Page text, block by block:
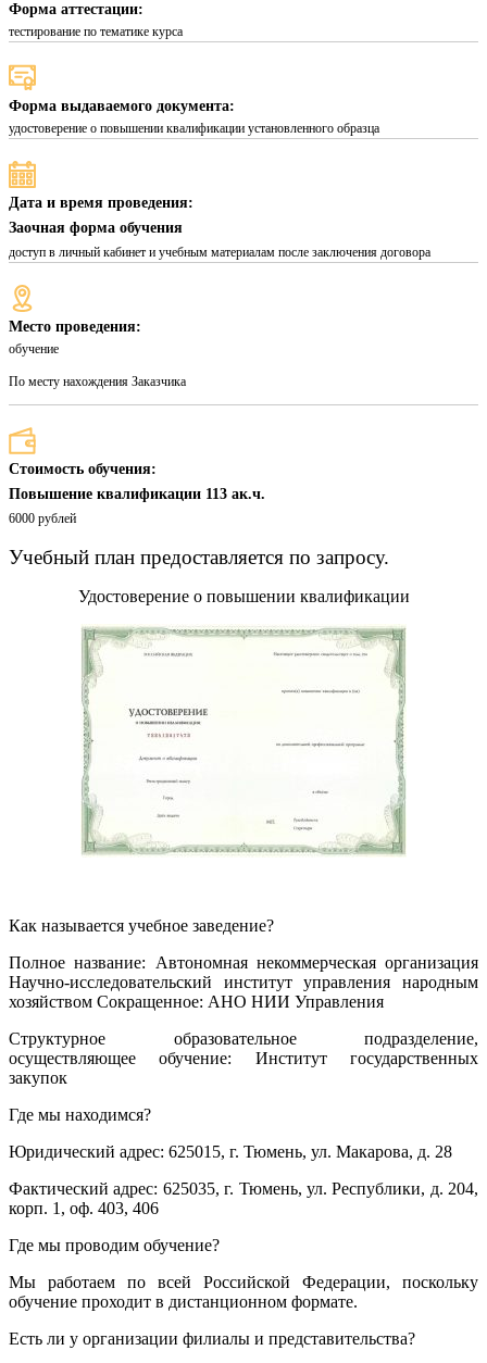
Форма аттестации:
тестирование по тематике курса
Форма выдаваемого документа:
удостоверение о повышении квалификации установленного образца
Дата и время проведения:
Заочная форма обучения
доступ в личный кабинет и учебным материалам после заключения договора
Место проведения:
обучение
По месту нахождения Заказчика
Стоимость обучения:
Повышение квалификации 113 ак.ч.
6000 рублей
Учебный план предоставляется по запросу.
Удостоверение о повышении квалификации
Как называется учебное заведение?
Полное название: Автономная некоммерческая организация
Научно-исследовательский институт управления народным
хозяйством Сокращенное: АНО НИИ Управления
Структурное образовательное подразделение,
осуществляющее обучение: Институт государственных
закупок
Где мы находимся?
Юридический адрес: 625015, г. Тюмень, ул. Макарова, д. 28
Фактический адрес: 625035, г. Тюмень, ул. Республики, д. 204,
корп. 1, оф. 403, 406
Где мы проводим обучение?
Мы работаем по всей Российской Федерации, поскольку
обучение проходит в дистанционном формате.
Есть ли у организации филиалы и представительства?